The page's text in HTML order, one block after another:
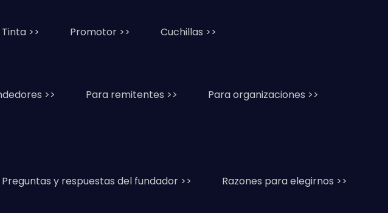
Tinta >> Promotor >> Cuchillas >>
>> Para remitentes >> Para organizaciones >>
Preguntas y respuestas del fundador >> Razones para elegirnos >>